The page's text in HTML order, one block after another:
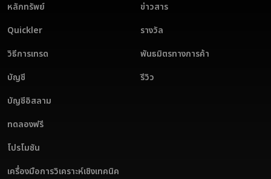
ดาวน์โหลดแอป Olymptrade สำหรับ Android วันนี้และยกระดับ
ประสบการณ์การเทรดของคุณ
หลักทรัพย์
Quickler
วิธีการเทรด
บัญชี
บัญชีอิสลาม
ทดลองฟรี
โปรโมชัน
เครื่องมือการวิเคราะห์เชิงเทคนิค
ข่าวสาร
รางวัล
พันธมิตรทางการค้า
รีวิว